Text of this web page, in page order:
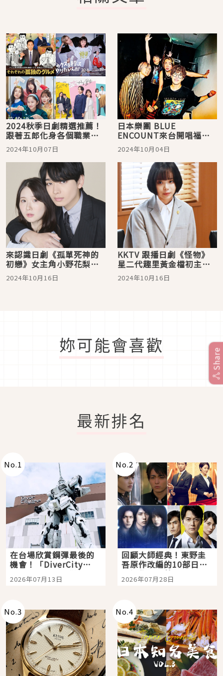
2024秋季日劇精選推薦！
跟著五郎化身各個職業享
受美好食慾之秋
2024年10月07日
日本樂團 BLUE
ENCOUNT來台開唱福利
再加碼，「日劇男神」反
町隆史親錄影片催票並喊
話多吃美食！
2024年10月04日
來認識日劇《孤單死神的
初戀》女主角小野花梨！
童星出身的實力派演員
2024年10月16日
KKTV 跟播日劇《怪物》
星二代趣里黃金檔初主演
超緊張 靠吃「迴轉壽司」
放鬆
2024年10月16日
妳可能會喜歡
最新排名
No.1
在台場欣賞鋼彈最後的
機會！「DiverCity
Tokyo Plaza」搭船、
購物、美食及夜景，一
2026年07月13日
No.2
回顧大師經典！東野圭
吾原作改編的10部日本
影視作品推薦
2026年07月28日
No.3 No.4
Share